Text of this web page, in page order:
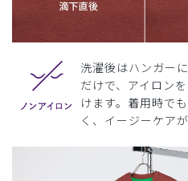
洗濯後はハンガー
だけで、アイロン
けます。着用時で
く、イージーケアが